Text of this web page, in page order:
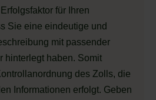
für Ihren
Sie eine eindeutige und
mit passender
hinterlegt haben. Somit
des Zolls, die
Informationen erfolgt. Geben